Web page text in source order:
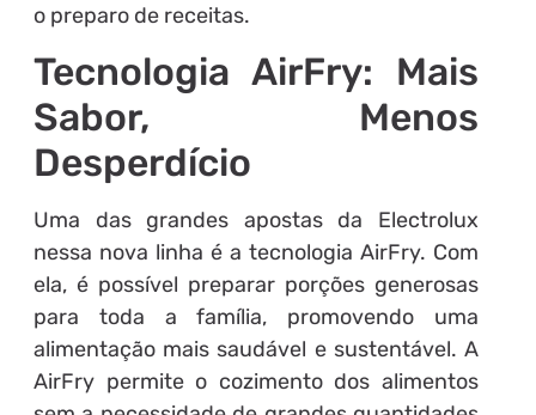
o preparo de receitas.
Tecnologia AirFry: Mais
Sabor, Menos
Desperdício
Uma das grandes apostas da Electrolux
nessa nova linha é a tecnologia AirFry. Com
ela, é possível preparar porções generosas
para toda a família, promovendo uma
alimentação mais saudável e sustentável. A
AirFry permite o cozimento dos alimentos